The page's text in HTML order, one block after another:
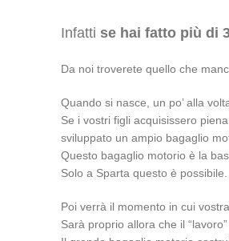
Infatti se hai fatto più di
Da noi troverete quello che
Quando si nasce, un po’ alla
Se i vostri figli acquisissero
sviluppato un ampio bagaglio
Questo bagaglio motorio è la
Solo a Sparta questo è possibile.
Poi verrà il momento in cui
Sarà proprio allora che il